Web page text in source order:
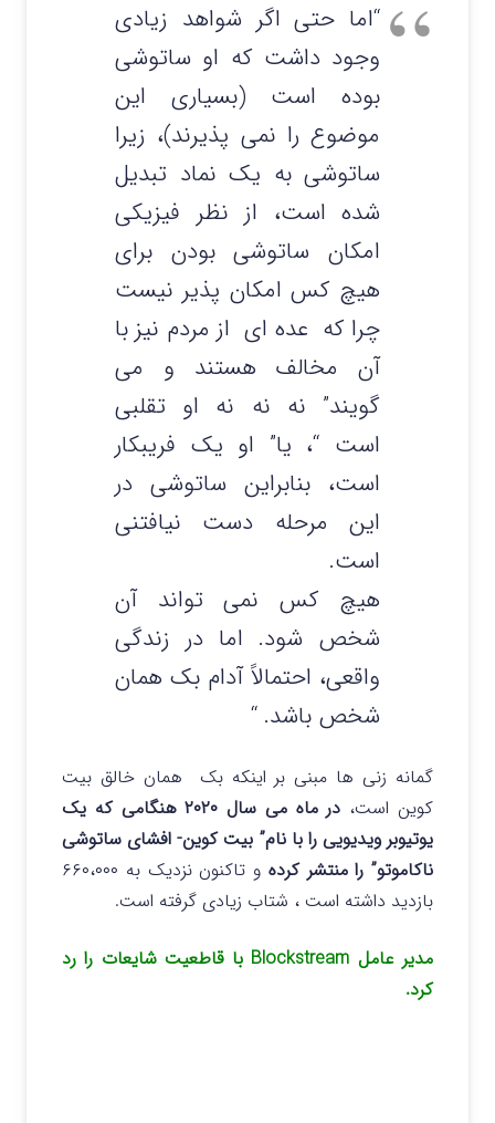
“اما حتی اگر شواهد زیادی
وجود داشت که او ساتوشی
بوده است (بسیاری این
موضوع را نمی پذیرند)، زیرا
ساتوشی به یک نماد تبدیل
شده است، از نظر فیزیکی
امکان ساتوشی بودن برای
هیچ کس امکان پذیر نیست
چرا که عده ای از مردم نیز با
آن مخالف هستند و می
گویند” نه نه نه او تقلبی
است “، یا” او یک فریبکار
است، بنابراین ساتوشی در
این مرحله دست نیافتنی
است.
هیچ کس نمی تواند آن
شخص شود. اما در زندگی
واقعی، احتمالاً آدام بک همان
شخص باشد. “
گمانه زنی ها مبنی بر اینکه بک همان خالق بیت
کوین است،
در ماه می سال ۲۰۲۰ هنگامی که یک
یوتیوبر ویدیویی را با نام” بیت کوین- افشای ساتوشی
ناکاموتو” را منتشر کرده
و تاکنون نزدیک به ۶۶۰،۰۰۰
بازدید داشته است ، شتاب زیادی گرفته است.
مدیر عامل Blockstream با قاطعیت شایعات را رد
کرد.